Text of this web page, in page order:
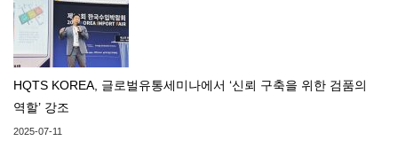
HQTS KOREA, 글로벌유통세미나에서 ‘신뢰 구축을 위한 검품의
역할’ 강조
2025-07-11